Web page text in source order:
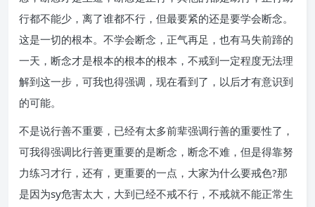
行都不能少，离了谁都不行，但最要紧的还是要学会断念。
这是一切的根本。不学会断念，正气再足，也有马失前蹄的
一天，断念才是根本的根本的根本，不戒到一定程度无法理
解到这一步，可我也得强调，现在看到了，以后才有意识到
的可能。
不是说行善不重要，已经有太多前辈强调行善的重要性了，
可我得强调比行善更重要的是断念，断念不难，但是得靠努
力练习才行，还有，更重要的一点，大家为什么要戒色?那
是因为sy危害太大，大到已经不戒不行，不戒就不能正常生